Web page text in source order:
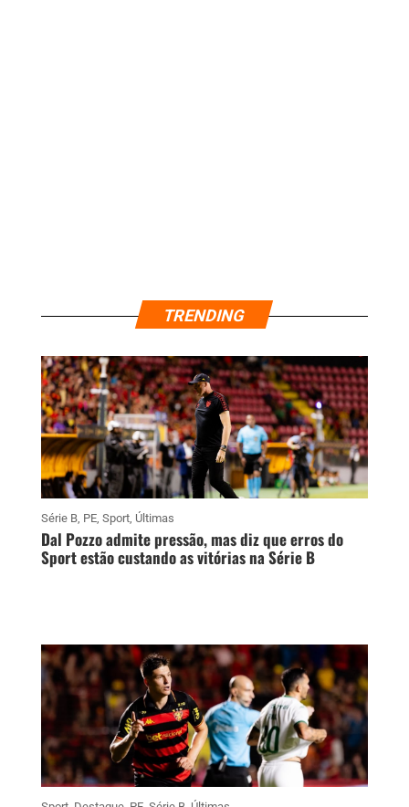
TRENDING
Série B, PE, Sport, Últimas
Dal Pozzo admite pressão, mas diz que erros do
Sport estão custando as vitórias na Série B